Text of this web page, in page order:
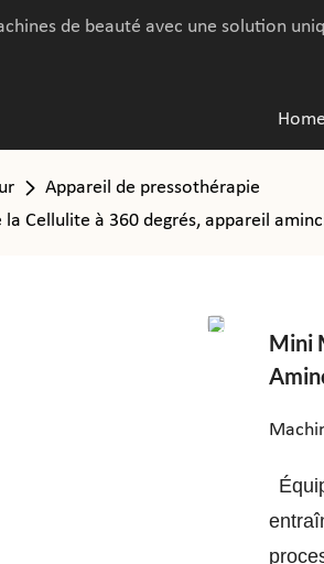
de beauté avec une solution
Home
Appareil de pressothérapie
Cellulite à 360 degrés, appareil
Mini